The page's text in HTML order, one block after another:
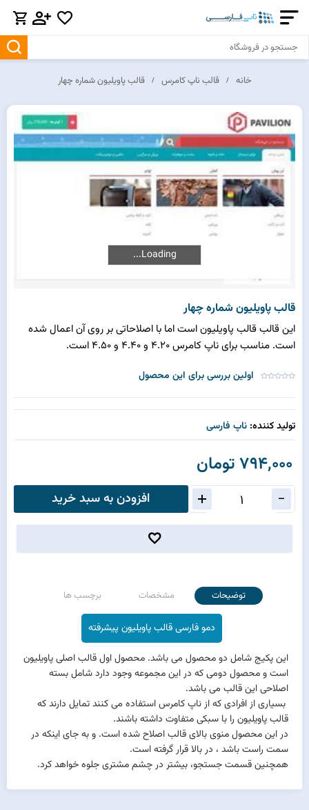
خانه قالب ناپ کامرس قالب پاویلیون شماره چهار
Loading...
Loading...
قالب پاویلیون شماره چهار
این قالب قالب پاویلیون است اما با اصلاحاتی بر روی آن اعمال شده
است. مناسب برای ناپ کامرس 4.20 و 4.40 و 4.50 است.
اولین بررسی برای این محصول
تولید کننده: ناپ فارسی
794,000 تومان
افزودن به سبد خرید
توضیحات مشخصات برچسب ها
دمو فارسی قالب پاویلیون پیشرفته
این پکیج شامل دو محصول می باشد. محصول اول قالب اصلی پاویلیون
است و محصول دومی که در این مجموعه وجود دارد شامل بسته
اصلاحی این قالب می باشد.
بسیاری از افرادی که از ناپ کامرس استفاده می کنند تمایل دارند که
قالب پاویلیون را با سبکی متفاوت داشته باشند.
در این محصول منوی بالای قالب اصلاح شده است. و به جای اینکه در
سمت راست باشد ، در بالا قرار گرفته است.
همچنین قسمت جستجو، بیشتر در چشم مشتری جلوه خواهد کرد.